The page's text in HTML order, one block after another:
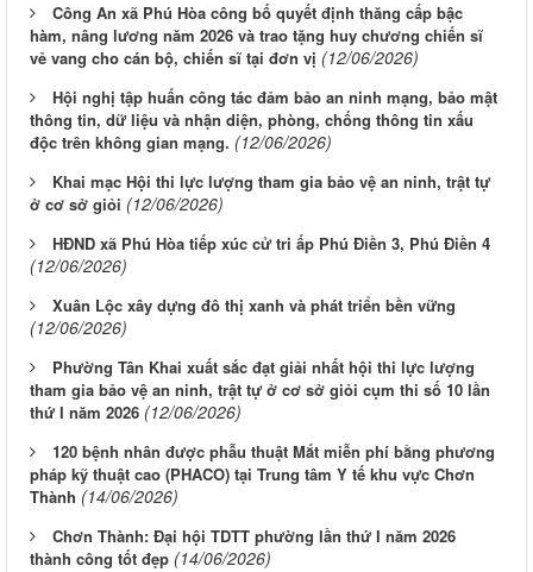
Công An xã Phú Hòa công bố quyết định thăng cấp bậc
hàm, nâng lương năm 2026 và trao tặng huy chương chiến sĩ
vẻ vang cho cán bộ, chiến sĩ tại đơn vị (12/06/2026)
Hội nghị tập huấn công tác đảm bảo an ninh mạng, bảo mật
thông tin, dữ liệu và nhận diện, phòng, chống thông tin xấu
độc trên không gian mạng. (12/06/2026)
Khai mạc Hội thi lực lượng tham gia bảo vệ an ninh, trật tự
ở cơ sở giỏi (12/06/2026)
HĐND xã Phú Hòa tiếp xúc cử tri ấp Phú Điền 3, Phú Điền 4
(12/06/2026)
Xuân Lộc xây dựng đô thị xanh và phát triển bền vững
(12/06/2026)
Phường Tân Khai xuất sắc đạt giải nhất hội thi lực lượng
tham gia bảo vệ an ninh, trật tự ở cơ sở giỏi cụm thi số 10 lần
thứ I năm 2026 (12/06/2026)
120 bệnh nhân được phẫu thuật Mắt miễn phí bằng phương
pháp kỹ thuật cao (PHACO) tại Trung tâm Y tế khu vực Chơn
Thành (14/06/2026)
Chơn Thành: Đại hội TDTT phường lần thứ I năm 2026
thành công tốt đẹp (14/06/2026)